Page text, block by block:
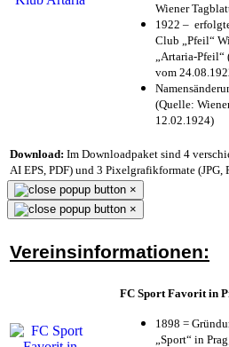
Wiener
1922 –
Club „Pfeil“
„Artaria-
vom
(Quelle:
12.02.1924)
Download: Im Downloadpaket sind 4
AI EPS, PDF) und 3 Pixelgrafikformate (JPG,
×
×
Vereinsinformationen:
FC Sport Favorit in
1898 =
„Sport“ in